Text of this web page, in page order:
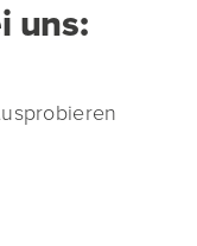
uns: